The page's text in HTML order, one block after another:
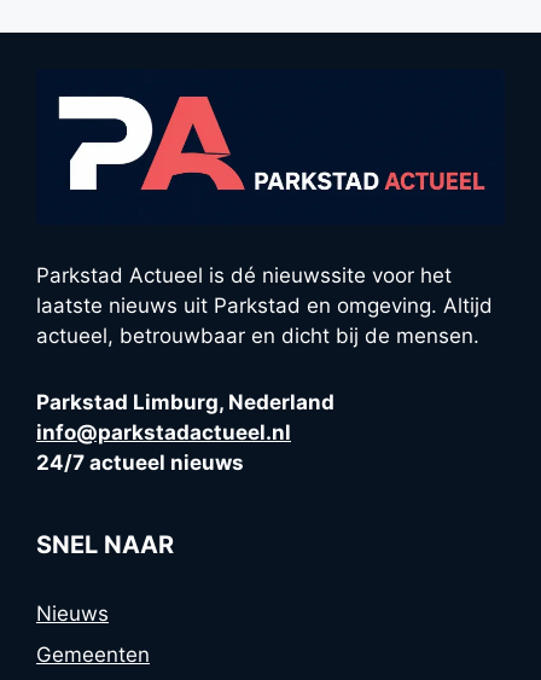
Parkstad Actueel is dé nieuwssite voor het
laatste nieuws uit Parkstad en omgeving. Altijd
actueel, betrouwbaar en dicht bij de mensen.
Parkstad Limburg, Nederland
info@parkstadactueel.nl
24/7 actueel nieuws
SNEL NAAR
Nieuws
Gemeenten